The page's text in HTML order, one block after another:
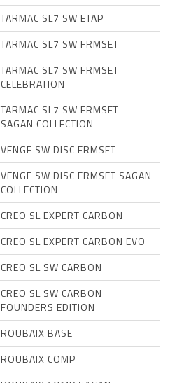
TARMAC SL7 SW ETAP
TARMAC SL7 SW FRMSET
TARMAC SL7 SW FRMSET
CELEBRATION
TARMAC SL7 SW FRMSET
SAGAN COLLECTION
VENGE SW DISC FRMSET
VENGE SW DISC FRMSET SAGAN
COLLECTION
CREO SL EXPERT CARBON
CREO SL EXPERT CARBON EVO
CREO SL SW CARBON
CREO SL SW CARBON
FOUNDERS EDITION
ROUBAIX BASE
ROUBAIX COMP